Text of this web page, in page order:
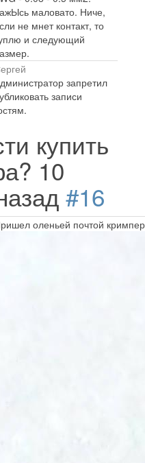
маловато. Ниче,
не мнет контакт, то
и следующий
запретил
записи
купить
10
#16
оленьей почтой